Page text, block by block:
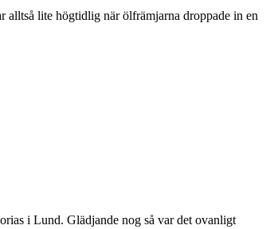
alltså lite högtidlig när ölfrämjarna droppade in en
i Lund. Glädjande nog så var det ovanligt